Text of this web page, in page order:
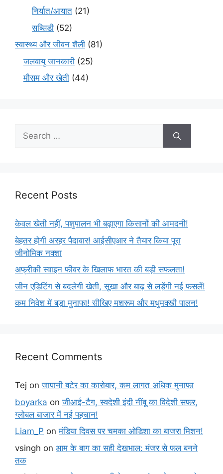
निर्यात/आयात (21)
सब्सिडी (52)
स्वास्थ्य और जीवन शैली (81)
जलवायु जानकारी (25)
मौसम और खेती (44)
Recent Posts
केवल खेती नहीं, पशुपालन भी बढ़ाएगा किसानों की आमदनी!
बेहतर होगी अरहर पैदावार! आईसीएआर ने तैयार किया पूरा
जीनोमिक नक्शा
अफ्रीकी स्वाइन फीवर के खिलाफ भारत की बड़ी सफलता!
जीन एडिटिंग से बदलेगी खेती, सूखा और बाढ़ से लड़ेंगी नई फसलें!
कम निवेश में बड़ा मुनाफा! सीखिए मशरूम और मधुमक्खी पालन!
Recent Comments
Tej onजापानी बटेर का कारोबार, कम लागत अधिक मुनाफा
boyarka onजीआई-टैग, स्वदेशी इंदी नींबू का विदेशी सफर,
ग्लोबल बाजार में नई पहचान!
Liam_P onमंडिया दिवस पर चमका ओडिशा का बाजरा मिशन!
vsingh on आम के बाग का सही देखभाल: मंजर से फल बनने
तक